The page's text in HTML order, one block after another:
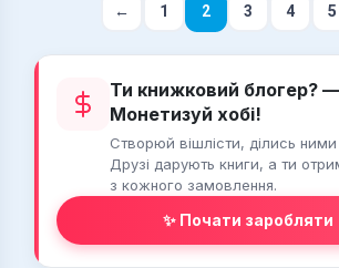
← 1 2 3 4 5
Ти книжковий блогер? —
Монетизуй хобі!
Створюй вішлісти, ділись
Друзі дарують книги, а ти
з кожного замовлення.
✨ Почати заробляти